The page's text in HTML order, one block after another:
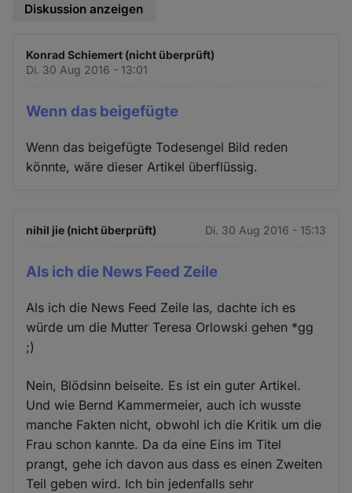
Diskussion anzeigen
Konrad Schiemert (nicht überprüft)
Di. 30 Aug 2016 - 13:01
Wenn das beigefügte
Wenn das beigefügte Todesengel Bild reden
könnte, wäre dieser Artikel überflüssig.
nihil jie (nicht überprüft) Di. 30 Aug 2016 - 15:13
Als ich die News Feed Zeile
Als ich die News Feed Zeile las, dachte ich es
würde um die Mutter Teresa Orlowski gehen *gg
;)
Nein, Blödsinn beiseite. Es ist ein guter Artikel.
Und wie Bernd Kammermeier, auch ich wusste
manche Fakten nicht, obwohl ich die Kritik um die
Frau schon kannte. Da da eine Eins im Titel
prangt, gehe ich davon aus dass es einen Zweiten
Teil geben wird. Ich bin jedenfalls sehr